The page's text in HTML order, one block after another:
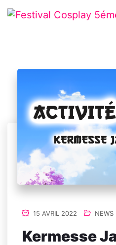
15 AVRIL 2022 NEWS
Kermesse